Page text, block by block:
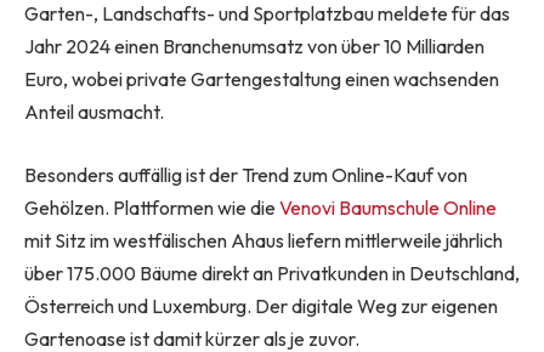
Garten-, Landschafts- und Sportplatzbau meldete für das
Jahr 2024 einen Branchenumsatz von über 10 Milliarden
Euro, wobei private Gartengestaltung einen wachsenden
Anteil ausmacht.
Besonders auffällig ist der Trend zum Online-Kauf von
Gehölzen. Plattformen wie dieVenovi Baumschule Online
mit Sitz im westfälischen Ahaus liefern mittlerweile jährlich
über 175.000 Bäume direkt an Privatkunden in Deutschland,
Österreich und Luxemburg. Der digitale Weg zur eigenen
Gartenoase ist damit kürzer als je zuvor.